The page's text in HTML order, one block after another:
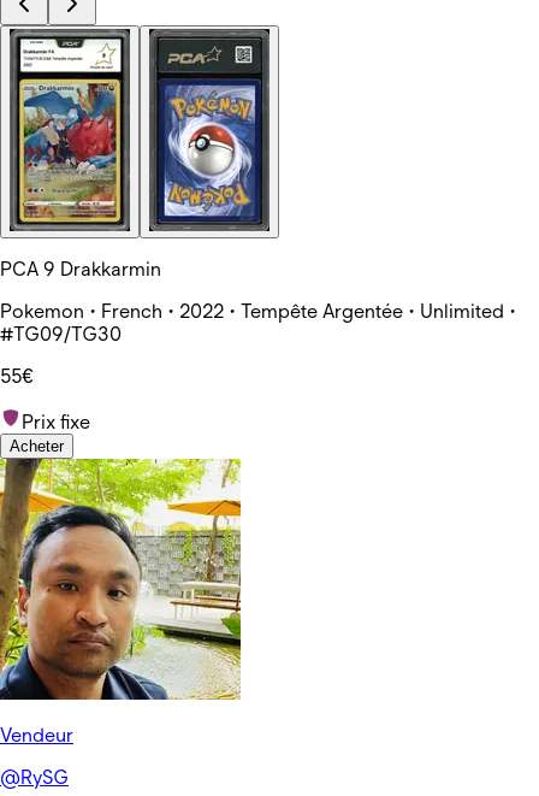
PCA 9 Drakkarmin
Pokemon • French • 2022 • Tempête Argentée • Unlimited •
#TG09/TG30
55€
Prix fixe
Acheter
Vendeur
@RySG